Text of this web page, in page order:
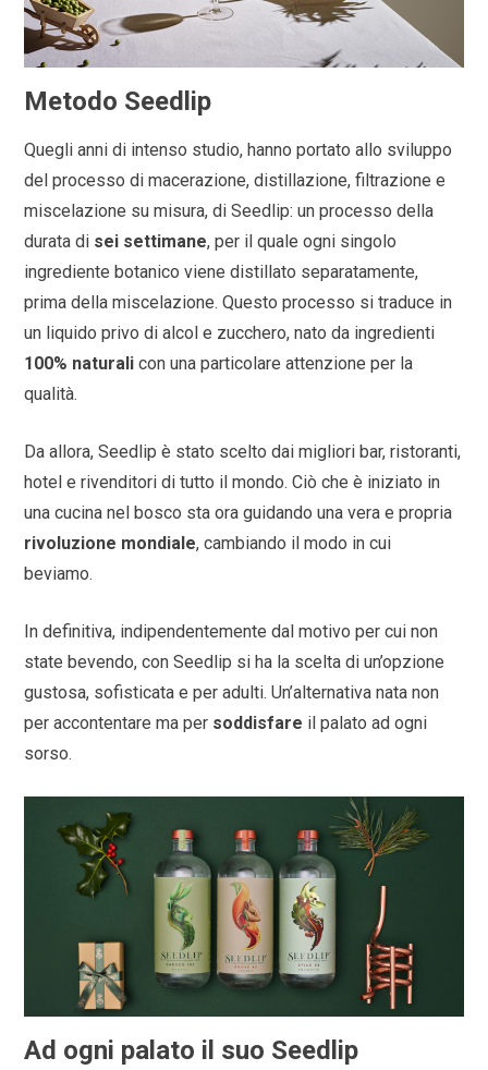
Metodo Seedlip
Quegli anni di intenso studio, hanno portato allo sviluppo
del processo di macerazione, distillazione, filtrazione e
miscelazione su misura, di Seedlip: un processo della
durata di sei settimane, per il quale ogni singolo
ingrediente botanico viene distillato separatamente,
prima della miscelazione. Questo processo si traduce in
un liquido privo di alcol e zucchero, nato da ingredienti
100% naturali con una particolare attenzione per la
qualità.
Da allora, Seedlip è stato scelto dai migliori bar, ristoranti,
hotel e rivenditori di tutto il mondo. Ciò che è iniziato in
una cucina nel bosco sta ora guidando una vera e propria
rivoluzione mondiale, cambiando il modo in cui
beviamo.
In definitiva, indipendentemente dal motivo per cui non
state bevendo, con Seedlip si ha la scelta di un’opzione
gustosa, sofisticata e per adulti. Un’alternativa nata non
per accontentare ma per soddisfare il palato ad ogni
sorso.
Ad ogni palato il suo Seedlip